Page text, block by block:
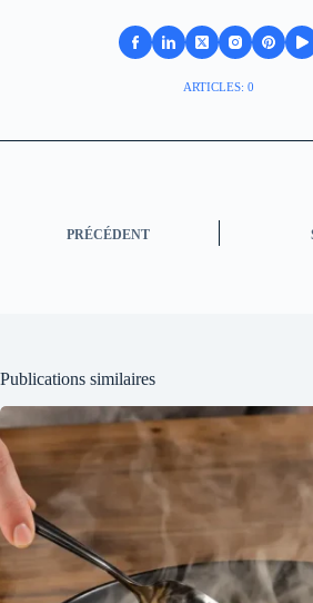
ARTICLES: 0
PRÉCÉDENT
Publications similaires